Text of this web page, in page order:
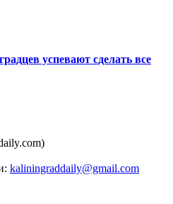
успевают сделать все
kaliningraddaily@gmail.com